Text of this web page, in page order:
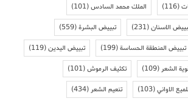
(116) الملك محمد السادس(101)
الاسنان(231) تبييض البشرة(559)
تبييض المنطقة الحساسة(199) تبييض اليدين(119)
الشعر(109) تكثيف الرموش(101)
الاواني(103) تنعيم الشعر(434)